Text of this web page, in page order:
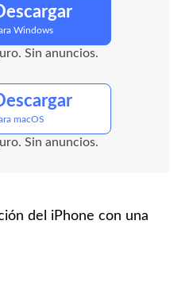
Windows
Sin anuncios.
macOS
Sin anuncios.
del iPhone con una